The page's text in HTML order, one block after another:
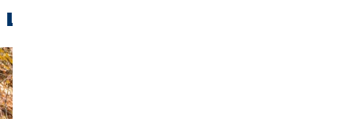
Lisez-le aussi :